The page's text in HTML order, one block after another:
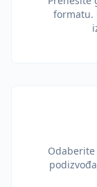
formatu.